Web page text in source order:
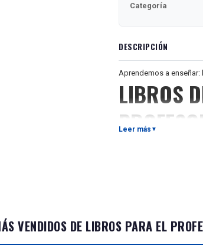
Categoría
DESCRIPCIÓN
Aprendemos a
LIBROS
Книга посвящена
которыми может
Leer más ▼
VENDIDOS DE LIBROS PARA EL